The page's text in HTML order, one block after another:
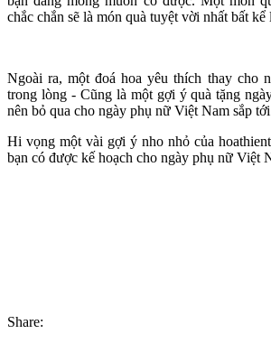
chắc chắn sẽ là món quà tuyệt vời nhất bất kể
Ngoài ra, một đoá hoa yêu thích thay cho
trong lòng - Cũng là một gợi ý quà tặng
nên bỏ qua cho ngày phụ nữ Việt Nam sắp
Hi vọng một vài gợi ý nho nhỏ của
bạn có được kế hoạch cho ngày phụ nữ Việt
Share: